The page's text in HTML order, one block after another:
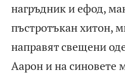
нагръдник и ефод,
пъстротъкан хитон,
направят свещени
Аарон и на синовете